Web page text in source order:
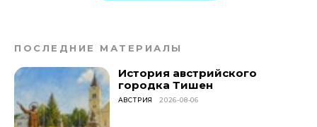
ПОСЛЕДНИЕ МАТЕРИАЛЫ
История австрийского
городка Тишен
АВСТРИЯ 2026-08-06